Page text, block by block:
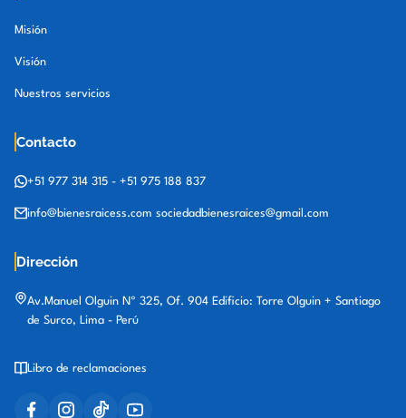
Misión
Visión
Nuestros servicios
Contacto
+51 977 314 315 - +51 975 188 837
info@bienesraicess.com sociedadbienesraices@gmail.com
Dirección
Av.Manuel Olguin Nº 325, Of. 904 Edificio: Torre Olguin + Santiago
de Surco, Lima - Perú
Libro de reclamaciones